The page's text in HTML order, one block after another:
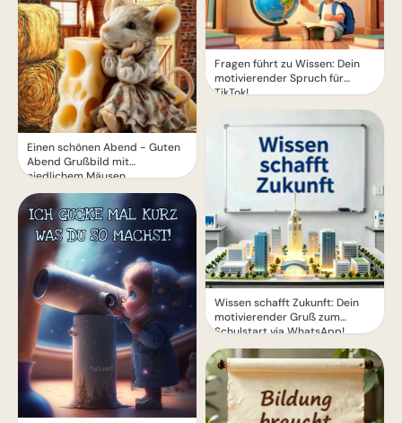
Einen schönen Abend - Guten
Abend Grußbild mit
niedlichem Mäusen
Fragen führt zu Wissen: Dein
motivierender Spruch für
TikTok!
Wissen schafft Zukunft: Dein
motivierender Gruß zum
Schulstart via WhatsApp!